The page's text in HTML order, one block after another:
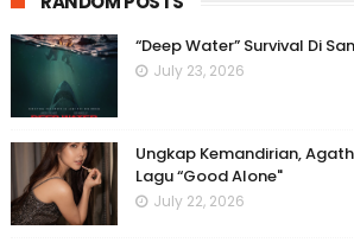
“Deep Water” Survival Di
July 23, 2026
Ungkap Kemandirian,
Lagu “Good Alone"
July 22, 2026